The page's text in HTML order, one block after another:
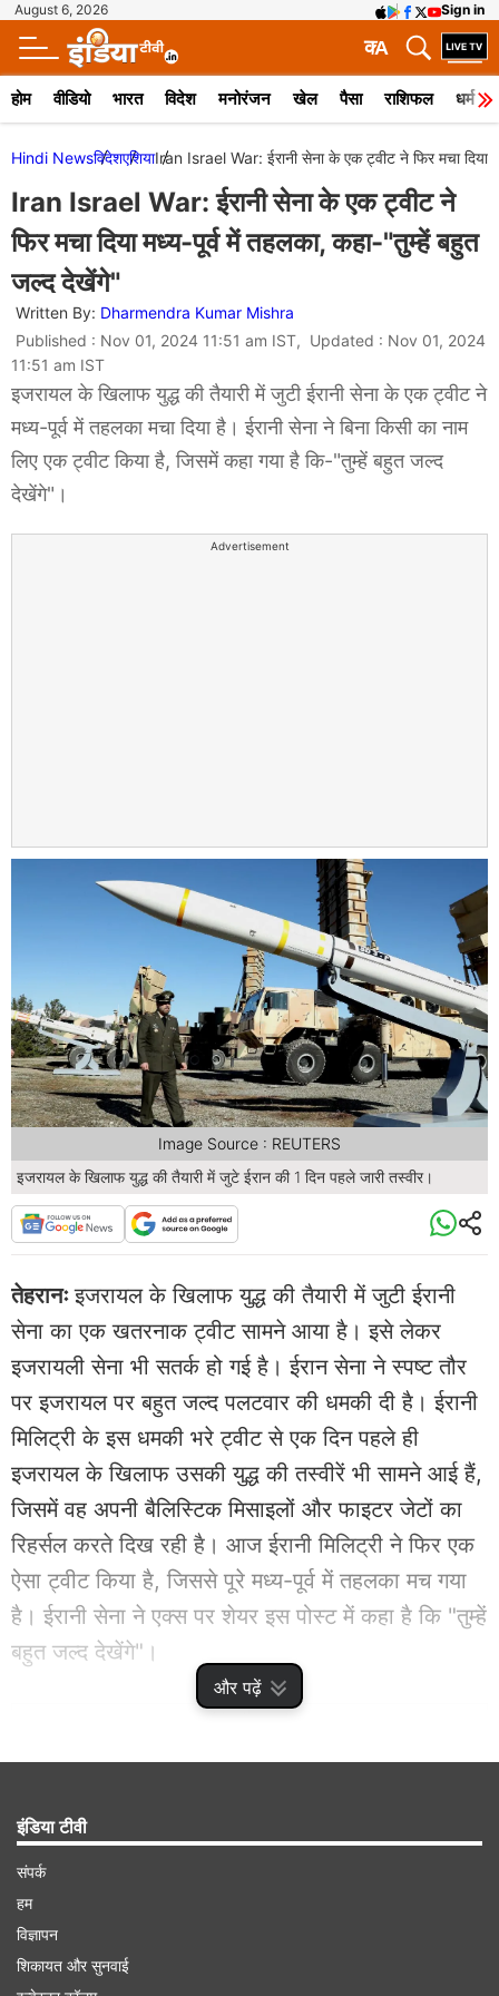
August 6, 2026 Sign in
A
क
होम वीडियो भारत विदेश मनोरंजन खेल पैसा राशिफल धर्म
और पढ़ें
Hindi NewsविदेशएशियाIran Israel War: ईरानी सेना के एक ट्वीट ने फिर मचा
Iran Israel War: ईरानी सेना के एक ट्वीट ने
फिर मचा दिया मध्य-पूर्व में तहलका, कहा-"तुम्हें बहुत
जल्द देखेंगे"
Written By: Dharmendra Kumar Mishra
Published : Nov 01, 2024 11:51 am IST, Updated : Nov 01, 2024
11:51 am IST
इजरायल के खिलाफ युद्ध की तैयारी में जुटी ईरानी सेना के एक ट्वीट ने
मध्य-पूर्व में तहलका मचा दिया है। ईरानी सेना ने बिना किसी का नाम
लिए एक ट्वीट किया है, जिसमें कहा गया है कि-"तुम्हें बहुत जल्द
देखेंगे"।
Advertisement
इजरायल के खिलाफ युद्ध की तैयारी में जुटे ईरान की 1 दिन पहले जारी तस्वीर।
Image Source : REUTERS
तेहरानःइजरायल के खिलाफ युद्ध की तैयारी में जुटी ईरानी
सेना का एक खतरनाक ट्वीट सामने आया है। इसे लेकर
इजरायली सेना भी सतर्क हो गई है। ईरान सेना ने स्पष्ट तौर
पर इजरायल पर बहुत जल्द पलटवार की धमकी दी है। ईरानी
मिलिट्री के इस धमकी भरे ट्वीट से एक दिन पहले ही
इजरायल के खिलाफ उसकी युद्ध की तस्वीरें भी सामने आई हैं,
जिसमें वह अपनी बैलिस्टिक मिसाइलों और फाइटर जेटों का
रिहर्सल करते दिख रही है। आज ईरानी मिलिट्री ने फिर एक
ऐसा ट्वीट किया है, जिससे पूरे मध्य-पूर्व में तहलका मच गया
है। ईरानी सेना ने एक्स पर शेयर इस पोस्ट में कहा है कि "तुम्हें
बहुत जल्द देखेंगे"।
इंडिया टीवी
संपर्क
हम
विज्ञापन
शिकायत और सुनवाई